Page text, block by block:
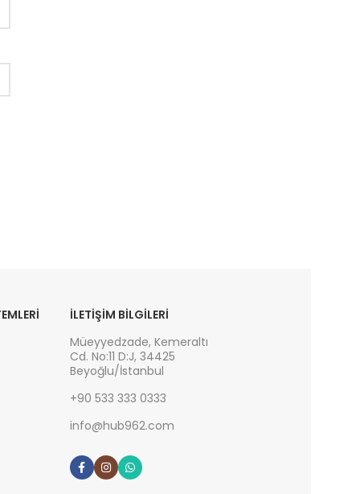
İLETIŞIM BILGILERI
Müeyyedzade, Kemeraltı
Cd. No:11 D:J, 34425
Beyoğlu/İstanbul
+90 533 333 0333
info@hub962.com